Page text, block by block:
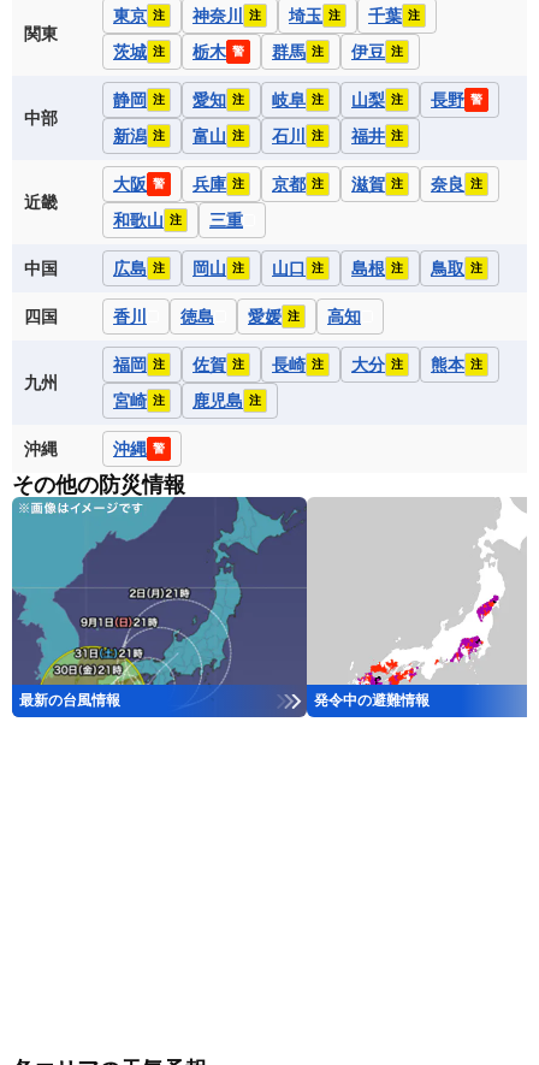
関東
東京 注 神奈川 注 埼玉 注 千葉 注
茨城 注 栃木 警 群馬 注 伊豆 注
中部
静岡 注 愛知 注 岐阜 注 山梨 注 長野 警
新潟 注 富山 注 石川 注 福井 注
近畿
大阪 警 兵庫 注 京都 注 滋賀 注 奈良 注
和歌山 注 三重
中国 広島 注 岡山 注 山口 注 島根 注 鳥取 注
四国 香川 徳島 愛媛 注 高知
九州
福岡 注 佐賀 注 長崎 注 大分 注 熊本 注
宮崎 注 鹿児島 注
沖縄 沖縄 警
その他の防災情報
最新の台風情報 発令中の避難情報